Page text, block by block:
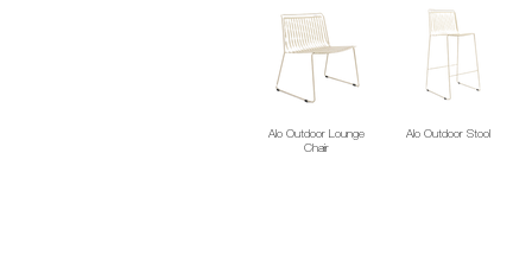
Alo Outdoor Stool
Alo Outdoor Lounge
Chair